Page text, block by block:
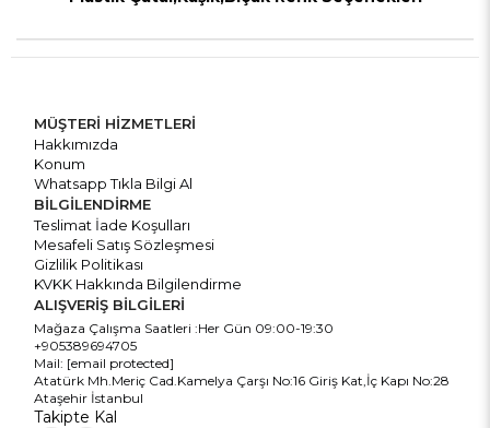
MÜŞTERİ HİZMETLERİ
Hakkımızda
Konum
Whatsapp Tıkla Bilgi Al
BİLGİLENDİRME
Teslimat İade Koşulları
Mesafeli Satış Sözleşmesi
Gizlilik Politikası
KVKK Hakkında Bilgilendirme
ALIŞVERİŞ BİLGİLERİ
Mağaza Çalışma Saatleri :Her Gün 09:00-19:30
+905389694705
Mail: [email protected]
Atatürk Mh.Meriç Cad.Kamelya Çarşı No:16 Giriş Kat,İç Kapı No:28
Ataşehir İstanbul
Takipte Kal